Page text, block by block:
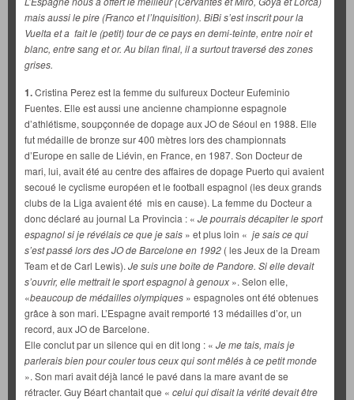
mais aussi le pire (Franco et l’Inquisition). BiBi s’est inscrit pour la
Vuelta et a fait le (petit) tour de ce pays en demi-teinte, entre noir et
blanc, entre sang et or. Au bilan final, il a surtout traversé des zones
grises.
1.Cristina Perez est la femme du sulfureux Docteur Eufeminio
Fuentes. Elle est aussi une ancienne championne espagnole
d’athlétisme, soupçonnée de dopage aux JO de Séoul en 1988. Elle
fut médaille de bronze sur 400 mètres lors des championnats
d’Europe en salle de Liévin, en France, en 1987. Son Docteur de
mari, lui, avait été au centre des affaires de dopage Puerto qui avaient
secoué le cyclisme européen et le football espagnol (les deux grands
clubs de la Liga avaient été mis en cause). La femme du Docteur a
donc déclaré au journal La Provincia : « Je pourrais décapiter le sport
espagnol si je révélais ce que je sais » et plus loin « je sais ce qui
s’est passé lors des JO de Barcelone en 1992 ( les Jeux de la Dream
Team et de Carl Lewis). Je suis une boîte de Pandore. Si elle devait
s’ouvrir, elle mettrait le sport espagnol à genoux ». Selon elle,
«beaucoup de médailles olympiques » espagnoles ont été obtenues
grâce à son mari. L’Espagne avait remporté 13 médailles d’or, un
record, aux JO de Barcelone.
Elle conclut par un silence qui en dit long : « Je me tais, mais je
parlerais bien pour couler tous ceux qui sont mêlés à ce petit monde
». Son mari avait déjà lancé le pavé dans la mare avant de se
rétracter. Guy Béart chantait que « celui qui disait la vérité devait être